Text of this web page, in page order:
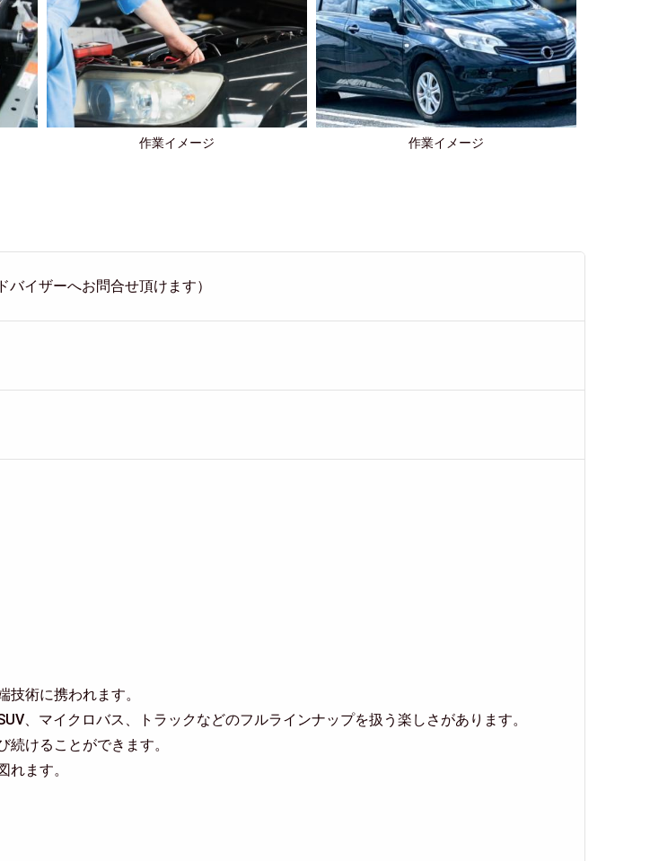
作業イメージ 作業イメージ
イザーへお問合せ頂けます）
術に携われます。
、マイクロバス、トラックなどのフルラインナップを扱う楽しさがあります。
けることができます。
ます。